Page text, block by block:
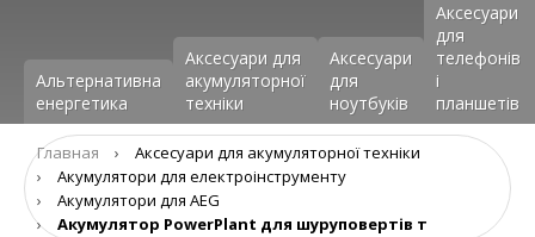
Альтернативна
енергетика
Аксесуари для
акумуляторної
техніки
Аксесуари
для
ноутбуків
Аксеcуари
для
телефонів
і
планшетів
Главная ›
Аксесуари для акумуляторної техніки
›
Акумулятори для електроінструменту
›
Акумулятори для AEG
›
Акумулятор PowerPlant для шуруповертів т